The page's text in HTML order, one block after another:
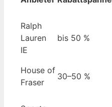
Ralph
Lauren
IE
bis 50 %
House of
Fraser
30–50 %